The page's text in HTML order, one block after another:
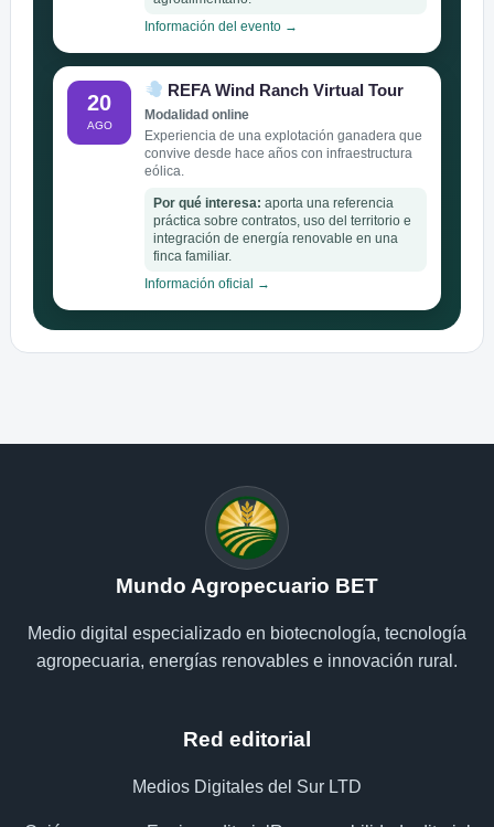
Información del evento →
20
AGO
REFA Wind Ranch Virtual Tour
Modalidad online
Experiencia de una explotación ganadera que
convive desde hace años con infraestructura
eólica.
Por qué interesa: aporta una referencia
práctica sobre contratos, uso del territorio e
integración de energía renovable en una
finca familiar.
Información oficial →
Mundo Agropecuario BET
Medio digital especializado en biotecnología, tecnología
agropecuaria, energías renovables e innovación rural.
Red editorial
Medios Digitales del Sur LTD